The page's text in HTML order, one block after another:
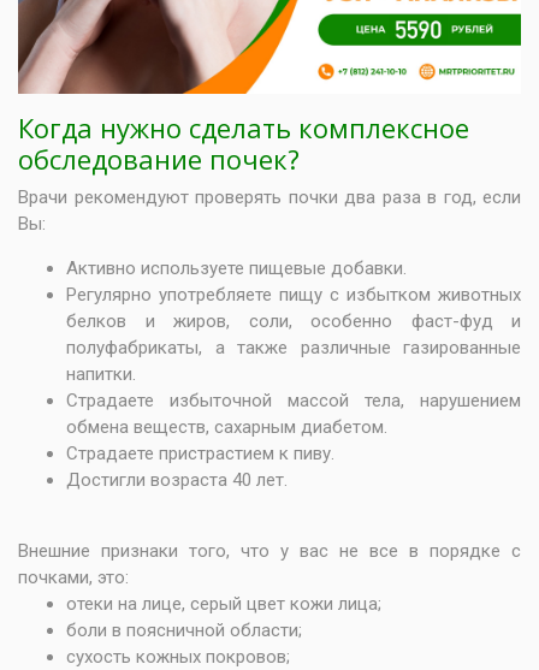
Когда нужно сделать комплексное
обследование почек?
Врачи рекомендуют проверять почки два раза в год, если
Вы:
Активно используете пищевые добавки.
Регулярно употребляете пищу с избытком животных
белков и жиров, соли, особенно фаст-фуд и
полуфабрикаты, а также различные газированные
напитки.
Страдаете избыточной массой тела, нарушением
обмена веществ, сахарным диабетом.
Страдаете пристрастием к пиву.
Достигли возраста 40 лет.
Внешние признаки того, что у вас не все в порядке с
почками, это:
отеки на лице, серый цвет кожи лица;
боли в поясничной области;
сухость кожных покровов;